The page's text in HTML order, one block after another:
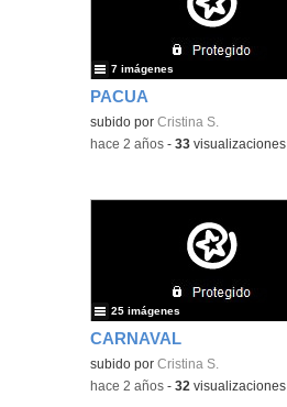
PACUA
Contenido educativo.
subido porCristina S.
7 imágenes
-hace 2 años -33 visualizaciones
CARNAVAL
Contenido educativo.
subido porCristina S.
25 imágenes
-hace 2 años -32 visualizaciones